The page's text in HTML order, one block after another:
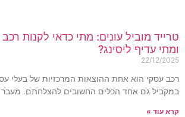
מוביל עונים: מתי כדאי לקנות רכב
עדיף ליסינג?
22/12/
עסקי הוא אחת ההוצאות המרכזיות של בעלי
גם אחד הכלים החשובים להצלחתם. מעבר
עוד »